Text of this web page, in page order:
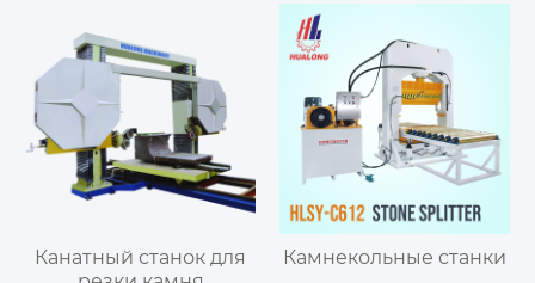
Канатный станок для
Камнекольные станки